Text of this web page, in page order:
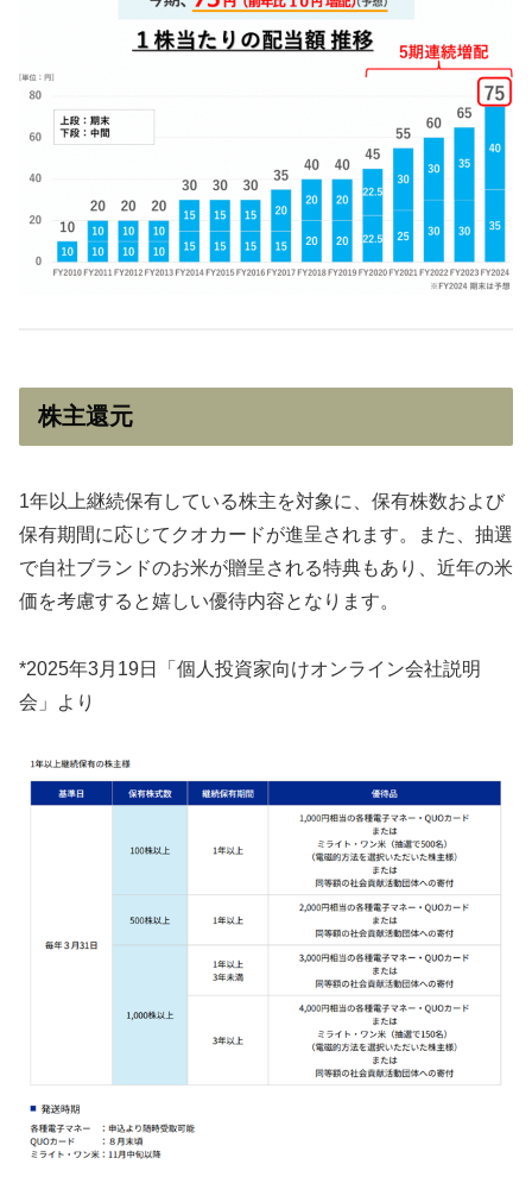
株主還元
1年以上継続保有している株主を対象に、保有株数および
保有期間に応じてクオカードが進呈されます。また、抽選
で自社ブランドのお米が贈呈される特典もあり、近年の米
価を考慮すると嬉しい優待内容となります。
*2025年3月19日「個人投資家向けオンライン会社説明
会」より